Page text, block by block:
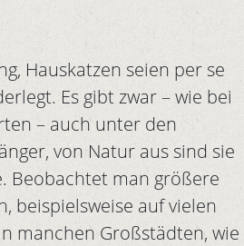
Hauskatzen seien per se
Es gibt zwar – wie bei
– auch unter den
von Natur aus sind sie
Beobachtet man größere
beispielsweise auf vielen
manchen Großstädten, wie